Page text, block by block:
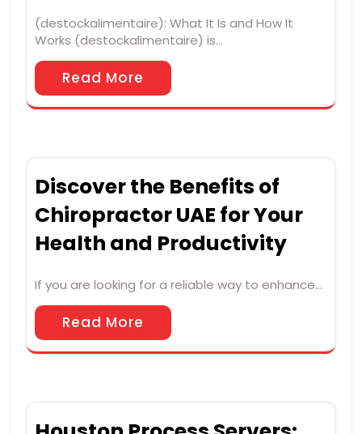
(destockalimentaire): What It Is and How It
Works (destockalimentaire) is…
Read More
Discover the Benefits of
Chiropractor UAE for Your
Health and Productivity
If you are looking for a reliable way to enhance…
Read More